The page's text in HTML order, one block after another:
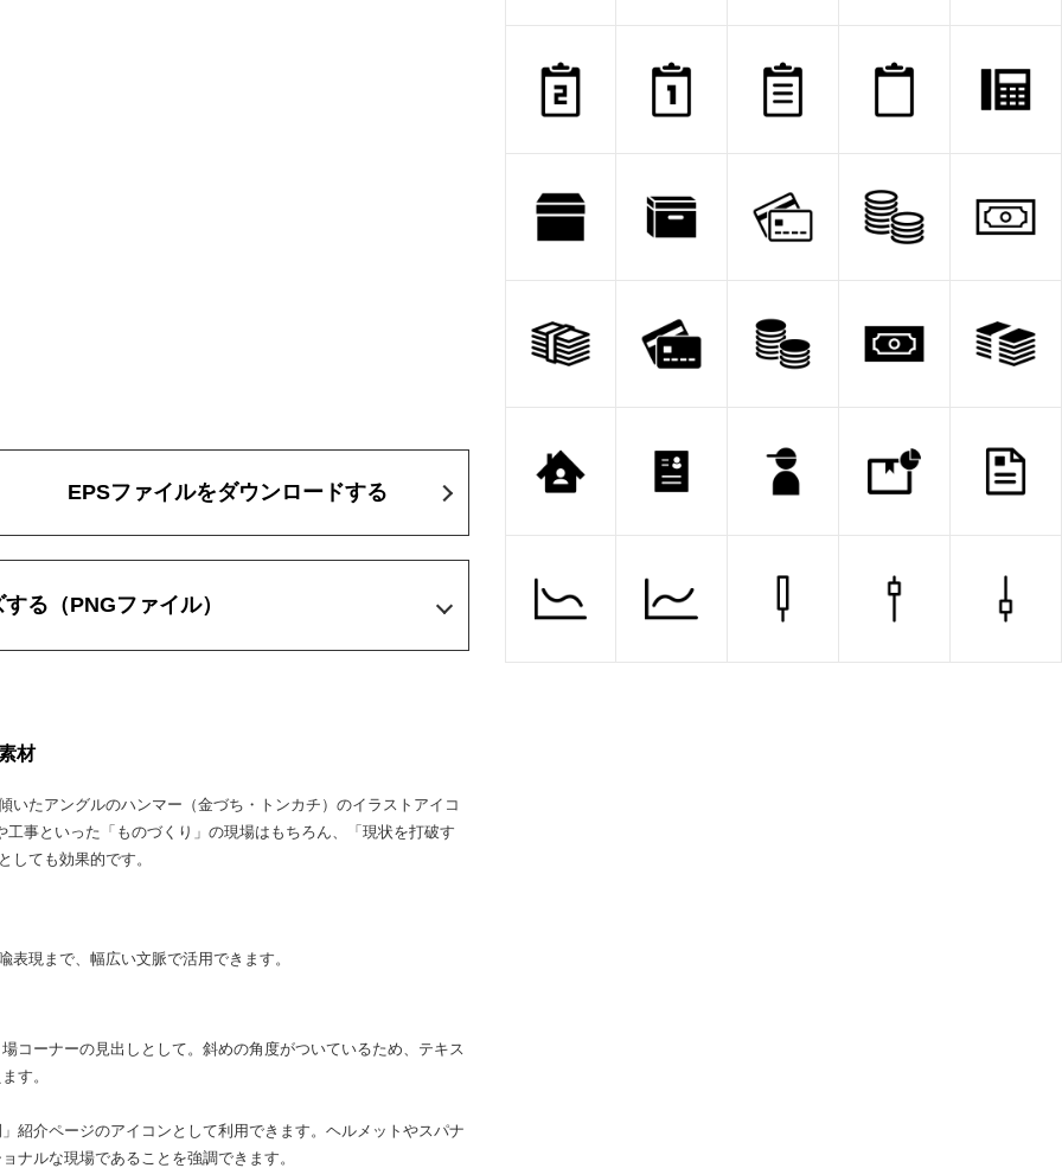
EPSファイルをダウンロードする
する （PNGファイル）
材
たアングルのハンマー（金づち・トンカチ）のイラストアイコ
事といった「ものづくり」の現場はもちろん、「現状を打破す
しても効果的です。
現まで、幅広い文脈で活用できます。
コーナーの見出しとして。斜めの角度がついているため、テキス
す。
紹介ページのアイコンとして利用できます。ヘルメットやスパナ
ナルな現場であることを強調できます。